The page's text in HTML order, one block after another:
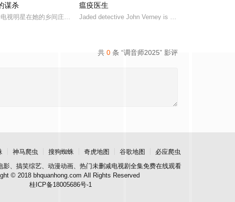
young woma
谋杀
视明星在她的乡间庄园侦破了一起谋杀案
瘟疫医生
Jaded detective John Verney is on the trail of an ancient
共 0 条 “调音师2025” 影评
神马爬虫 搜狗蜘蛛 奇虎地图 谷歌地图
必应爬虫
影、搞笑综艺、动漫动画、热门未删减电视剧全集免费在线观看
© 2018 bhquanhong.com All Rights Reserved
桂ICP备18005686号-1